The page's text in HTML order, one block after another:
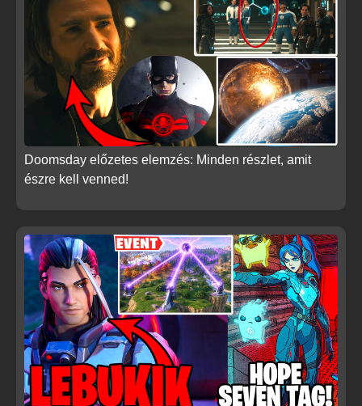
Doomsday előzetes elemzés: Minden részlet, amit
észre kell venned!